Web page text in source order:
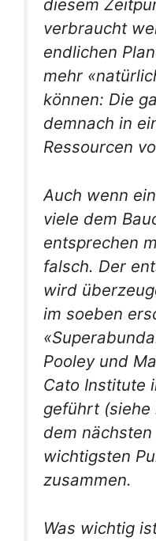
diesem
verbraucht
endlichen
mehr
können: Die
demnach in
Ressourcen
Auch wenn
viele dem
entsprechen
falsch. Der
wird
im soeben
Pooley und
Cato Institute
geführt (siehe
dem
wichtigsten
zusammen.
Was wichtig